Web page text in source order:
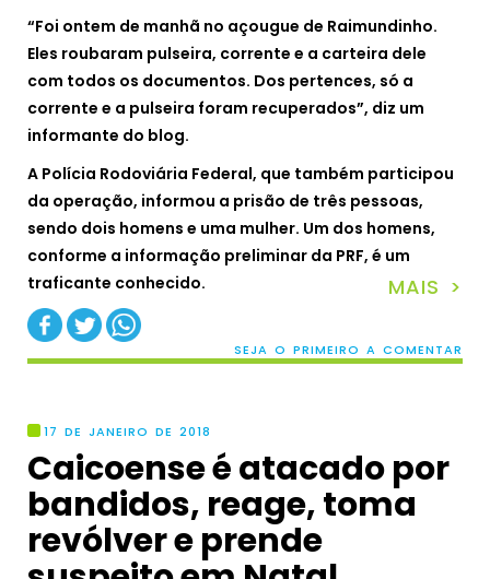
“Foi ontem de manhã no açougue de Raimundinho.
Eles roubaram pulseira, corrente e a carteira dele
com todos os documentos. Dos pertences, só a
corrente e a pulseira foram recuperados”, diz um
informante do blog.
A Polícia Rodoviária Federal, que também participou
da operação, informou a prisão de três pessoas,
sendo dois homens e uma mulher. Um dos homens,
conforme a informação preliminar da PRF, é um
traficante conhecido.
MAIS >
SEJA O PRIMEIRO A COMENTAR
17 DE JANEIRO DE 2018
Caicoense é atacado por
bandidos, reage, toma
revólver e prende